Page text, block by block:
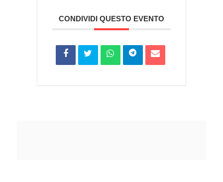
CONDIVIDI QUESTO EVENTO